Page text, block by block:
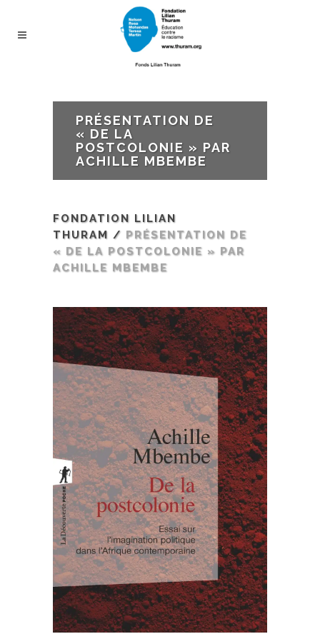
PRÉSENTATION DE
« DE LA
POSTCOLONIE » PAR
ACHILLE MBEMBE
FONDATION LILIAN
THURAM / PRÉSENTATION DE
« DE LA POSTCOLONIE » PAR
ACHILLE MBEMBE